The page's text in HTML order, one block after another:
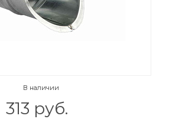
В наличии
313 руб.